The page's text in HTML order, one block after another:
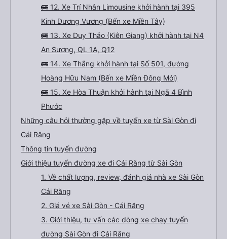
🚌 12. Xe Trí Nhân Limousine khởi hành tại 395
Kinh Dương Vương (Bến xe Miền Tây)
🚌 13. Xe Duy Thảo (Kiên Giang) khởi hành tại N4
An Sương, QL 1A, Q12
🚌 14. Xe Thắng khởi hành tại Số 501, đường
Hoàng Hữu Nam (Bến xe Miền Đông Mới)
🚌 15. Xe Hòa Thuận khởi hành tại Ngã 4 Bình
Phước
Những câu hỏi thường gặp về tuyến xe từ Sài Gòn đi
Cái Răng
Thông tin tuyến đường
Giới thiệu tuyến đường xe đi Cái Răng từ Sài Gòn
1. Về chất lượng, review, đánh giá nhà xe Sài Gòn
Cái Răng
2. Giá vé xe Sài Gòn - Cái Răng
3. Giới thiệu, tư vấn các dòng xe chạy tuyến
đường Sài Gòn đi Cái Răng